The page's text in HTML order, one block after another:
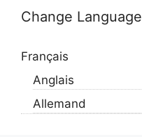
Change Language
Français
Anglais
Allemand